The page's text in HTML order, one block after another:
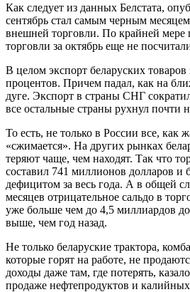
Как следует из данных Белстата,
сентябрь стал самым черным
внешней торговли. По крайней мере
торговли за октябрь еще не
В целом экспорт беларуских
процентов. Причем падал, как на
дуге. Экспорт в страны СНГ
все остальные страны рухнул почти
То есть, не только в России все, как
«сжимается». На других рынках
теряют чаще, чем находят. Так что
составил 741 миллионов долларов
дефицитом за весь года. А в общей
месяцев отрицательное сальдо в
уже больше чем до 4,5 миллиардов
выше, чем год назад.
Не только беларуские трактора,
которые горят на работе, не
доходы даже там, где потерять,
продаже нефтепродуктов и